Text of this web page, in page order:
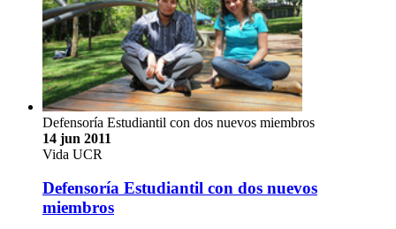
Defensoría Estudiantil con dos nuevos miembros
14 jun 2011
Vida UCR
Defensoría Estudiantil con dos nuevos
miembros